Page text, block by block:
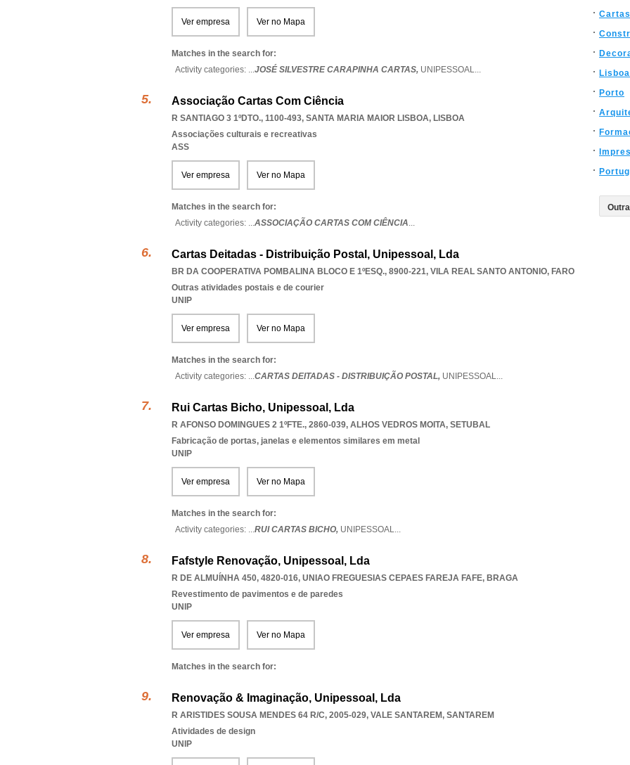
Ver empresa Ver no Mapa
Matches in the search for:
Activity categories: ...JOSÉ SILVESTRE CARAPINHA CARTAS, UNIPESSOAL...
Associação Cartas Com Ciência
R SANTIAGO 3 1ºDTO., 1100-493, SANTA MARIA MAIOR LISBOA, LISBOA
Associações culturais e recreativas
ASS
Ver empresa Ver no Mapa
Matches in the search for:
Activity categories: ...ASSOCIAÇÃO CARTAS COM CIÊNCIA...
Cartas Deitadas - Distribuição Postal, Unipessoal, Lda
BR DA COOPERATIVA POMBALINA BLOCO E 1ºESQ., 8900-221, VILA REAL SANTO ANTONIO, FARO
Outras atividades postais e de courier
UNIP
Ver empresa Ver no Mapa
Matches in the search for:
Activity categories: ...CARTAS DEITADAS - DISTRIBUIÇÃO POSTAL, UNIPESSOAL...
Rui Cartas Bicho, Unipessoal, Lda
R AFONSO DOMINGUES 2 1ºFTE., 2860-039, ALHOS VEDROS MOITA, SETUBAL
Fabricação de portas, janelas e elementos similares em metal
UNIP
Ver empresa Ver no Mapa
Matches in the search for:
Activity categories: ...RUI CARTAS BICHO, UNIPESSOAL...
Fafstyle Renovação, Unipessoal, Lda
R DE ALMUÍNHA 450, 4820-016, UNIAO FREGUESIAS CEPAES FAREJA FAFE, BRAGA
Revestimento de pavimentos e de paredes
UNIP
Ver empresa Ver no Mapa
Matches in the search for:
Renovação & Imaginação, Unipessoal, Lda
R ARISTIDES SOUSA MENDES 64 R/C, 2005-029, VALE SANTAREM, SANTAREM
Atividades de design
UNIP
Cartas
Lisboa
Porto